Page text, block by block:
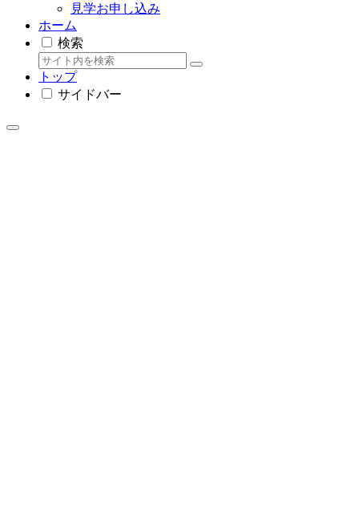
見学お申し込み
ホーム
検索
トップ
サイドバー